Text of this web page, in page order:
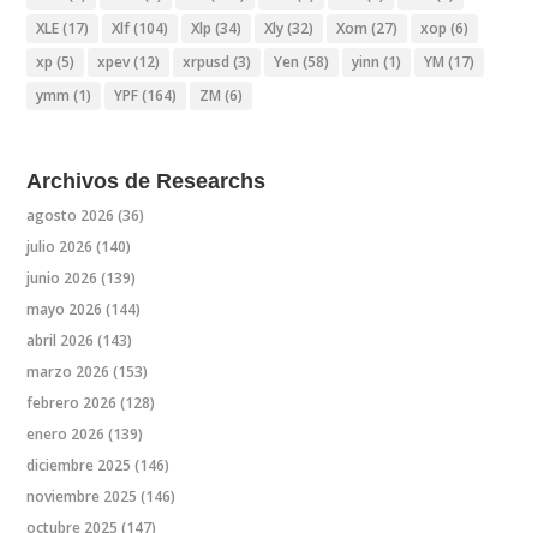
XLE(17) Xlf(104) Xlp (34) Xly(32) Xom (27) xop (6)
xp (5) xpev(12) xrpusd (3) Yen (58) yinn (1) YM (17)
ymm (1) YPF(164) ZM (6)
Archivos de Researchs
agosto 2026 (36)
julio 2026 (140)
junio 2026 (139)
mayo 2026 (144)
abril 2026 (143)
marzo 2026 (153)
febrero 2026 (128)
enero 2026 (139)
diciembre 2025 (146)
noviembre 2025 (146)
octubre 2025 (147)